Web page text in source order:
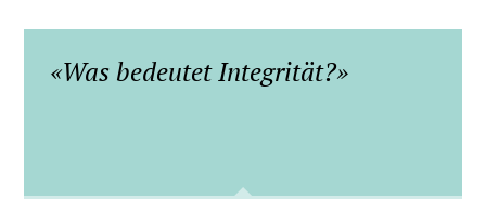
Was bedeutet Integrität?